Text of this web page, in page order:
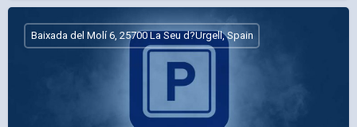
Baixada del Molí 6, 25700 La Seu d?Urgell, Spain